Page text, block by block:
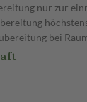
nur zur
bei